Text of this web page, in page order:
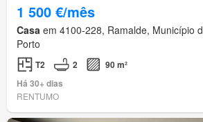
1 500 €/mês
Casa em 4100-228, Ramalde, Município
Porto
T2 2
90 m²
Há 30+ dias
RENTUMO